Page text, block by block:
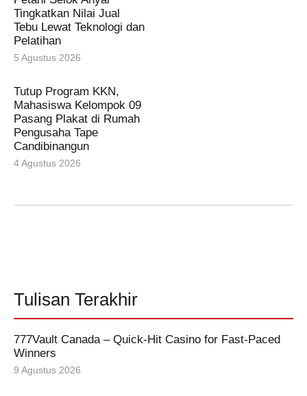
Tingkatkan Nilai Jual
Tebu Lewat Teknologi dan
Pelatihan
5 Agustus 2026
Tutup Program KKN,
Mahasiswa Kelompok 09
Pasang Plakat di Rumah
Pengusaha Tape
Candibinangun
4 Agustus 2026
Tulisan Terakhir
777Vault Canada – Quick‑Hit Casino for Fast‑Paced
Winners
9 Agustus 2026